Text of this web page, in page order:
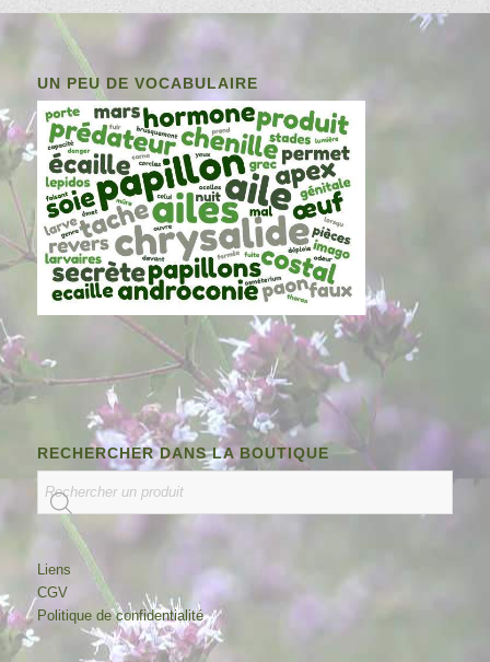
UN PEU DE VOCABULAIRE
RECHERCHER DANS LA BOUTIQUE
Liens
CGV
Politique de confidentialité